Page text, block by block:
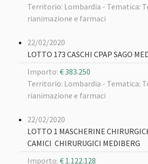
Territorio: Lombardia - Tematica:
rianimazione e farmaci
22/02/2020
LOTTO 173 CASCHI CPAP SAGO
Importo: € 383.250
Territorio: Lombardia - Tematica:
rianimazione e farmaci
22/02/2020
LOTTO 1 MASCHERINE
CAMICI CHIRURUGICI MEDIBERG
Importo: € 1.122.128